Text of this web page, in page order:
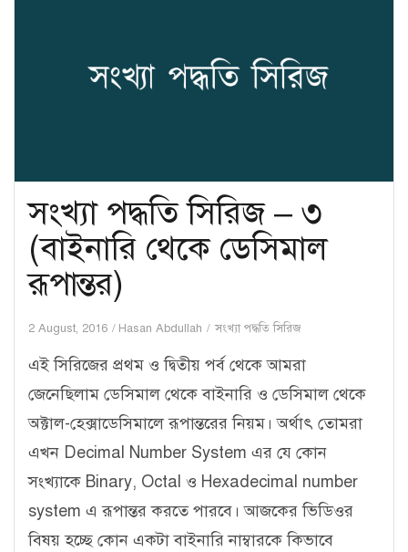
সংখ্যা পদ্ধতি সিরিজ – ৩
(বাইনারি থেকে ডেসিমাল
রূপান্তর)
2 August, 2016 Hasan Abdullah সংখ্যা পদ্ধতি সিরিজ
এই সিরিজের প্রথম ও দ্বিতীয় পর্ব থেকে আমরা
জেনেছিলাম ডেসিমাল থেকে বাইনারি ও ডেসিমাল থেকে
অক্টাল-হেক্সাডেসিমালে রূপান্তরের নিয়ম। অর্থাৎ তোমরা
এখন Decimal Number System এর যে কোন
সংখ্যাকে Binary, Octal ও Hexadecimal number
system এ রূপান্তর করতে পারবে। আজকের ভিডিওর
বিষয় হচ্ছে কোন একটা বাইনারি নাম্বারকে কিভাবে